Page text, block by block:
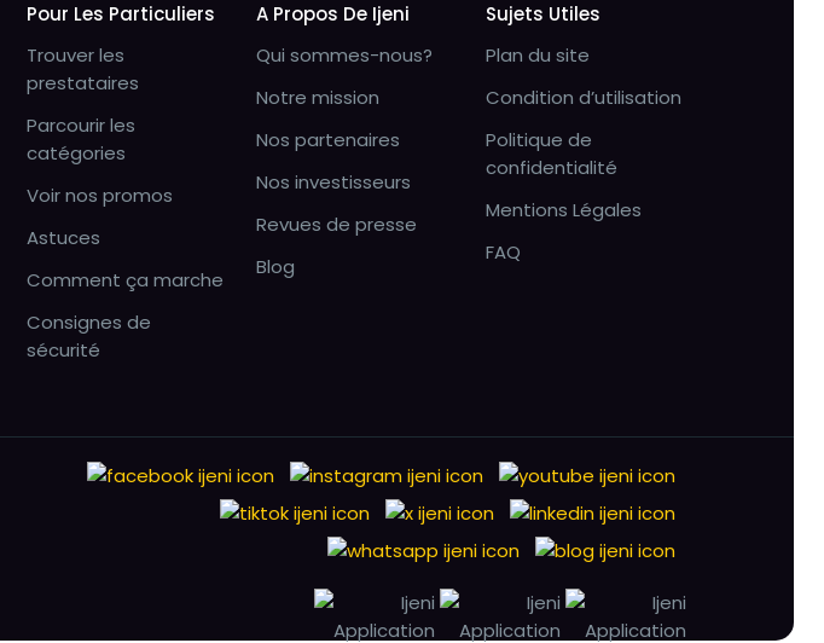
Pour Les Particuliers
Trouver les
prestataires
Parcourir les
catégories
Voir nos promos
Astuces
Comment ça marche
Consignes de
sécurité
A Propos De Ijeni
Qui sommes-nous?
Notre mission
Nos partenaires
Nos investisseurs
Revues de presse
Blog
Sujets Utiles
Plan du site
Condition d’utilisation
Politique de
confidentialité
Mentions Légales
FAQ